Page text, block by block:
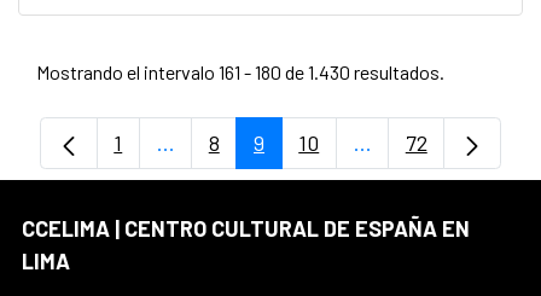
Mostrando el intervalo 161 - 180 de 1.430 resultados.
Página
1 ...Páginas intermedias Use TAB para
Página
8 Página
9 Página
10 ...PáginasPágina
72
CCELIMA | CENTRO CULTURAL DE ESPAÑA EN
LIMA